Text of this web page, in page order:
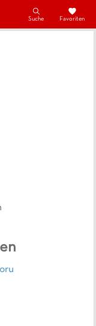
Suche Favoriten